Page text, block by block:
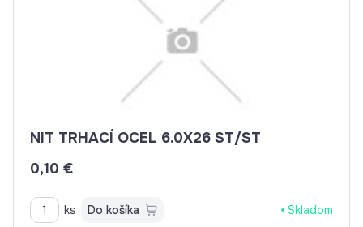
NIT TRHACÍ OCEL 6.0X26 ST/ST
0,10 €
ks Do košíka Skladom